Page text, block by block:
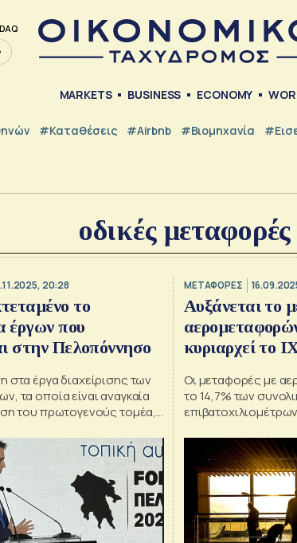
MARKETS BUSINESS ECONOMY
#Καταθέσεις #Airbnb #Βιομηχανία
οδικές μεταφορές
20:28
το
έργων που
στην Πελοπόννησο
στα έργα διαχείρισης των
τα οποία είναι αναγκαία
του πρωτογενούς τομέα,
ΜΕΤΑΦΟΡΕΣ
Αυξάνεται το
κυριαρχεί το
Οι μεταφορές με
το 14,7% των